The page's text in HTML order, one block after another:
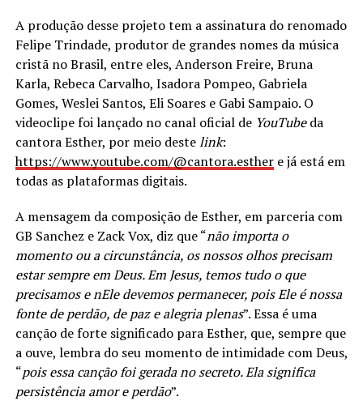
A produção desse projeto tem a assinatura do renomado
Felipe Trindade, produtor de grandes nomes da música
cristã no Brasil, entre eles, Anderson Freire, Bruna
Karla, Rebeca Carvalho, Isadora Pompeo, Gabriela
Gomes, Weslei Santos, Eli Soares e Gabi Sampaio. O
videoclipe foi lançado no canal oficial de YouTubeda
cantora Esther, por meio destelink:
https://www.youtube.com/@cantora.esthere já está em
todas as plataformas digitais.
A mensagem da composição de Esther, em parceria com
GB Sanchez e Zack Vox, diz que “não importa o
momento ou a circunstância, os nossos olhos precisam
estar sempre em Deus. Em Jesus, temos tudo o que
precisamos e nEle devemos permanecer, pois Ele é nossa
fonte de perdão, de paz e alegria plenas”. Essa é uma
canção de forte significado para Esther, que, sempre que
a ouve, lembra do seu momento de intimidade com Deus,
“pois essa canção foi gerada no secreto. Ela significa
persistência amor e perdão”.